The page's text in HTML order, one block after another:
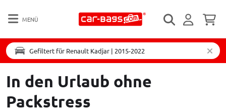
MENÜ
Gefiltert für Renault Kadjar | 2015-2022
In den Urlaub ohne
Packstress